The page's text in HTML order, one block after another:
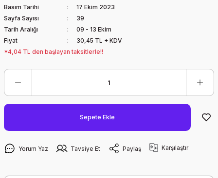
Basım Tarihi
17 Ekim 2023
Sayfa Sayısı
39
Tarih Aralığı
09 - 13 Ekim
Fiyat
30,45 TL + KDV
*4,04 TL den başlayan taksitlerle!!
Sepete Ekle
Yorum Yaz Tavsiye Et Paylaş Karşılaştır